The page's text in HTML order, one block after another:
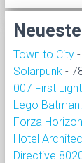
Town to City
Solarpunk -
007 First Light
Lego
Forza
Hotel
Directive